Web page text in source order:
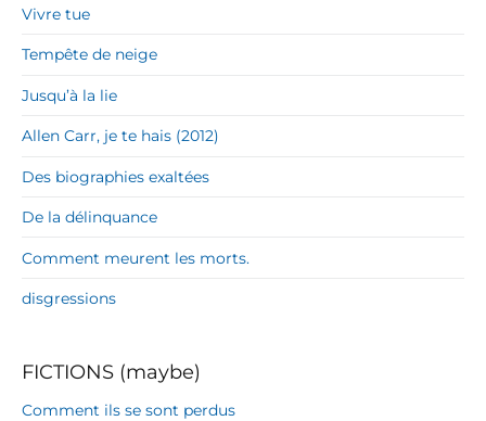
Vivre tue
Tempête de neige
Jusqu’à la lie
Allen Carr, je te hais (2012)
Des biographies exaltées
De la délinquance
Comment meurent les morts.
disgressions
FICTIONS (maybe)
Comment ils se sont perdus